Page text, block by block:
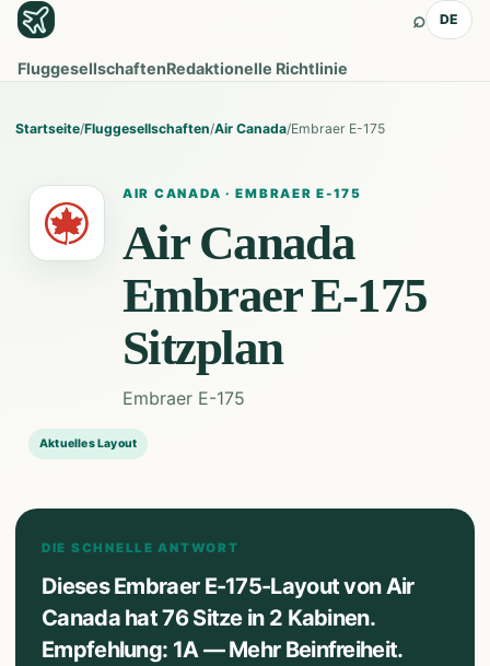
FluggesellschaftenRedaktionelle Richtlinie
⌕ DE
Startseite/Fluggesellschaften/Air Canada/Embraer E-175
AIR CANADA ·EMBRAER E-175
Air Canada
Embraer E-175
Sitzplan
Embraer E-175
Aktuelles Layout
DIE SCHNELLE ANTWORT
Dieses Embraer E-175-Layout von Air
Canada hat 76 Sitze in 2 Kabinen.
Empfehlung: 1A — Mehr Beinfreiheit.